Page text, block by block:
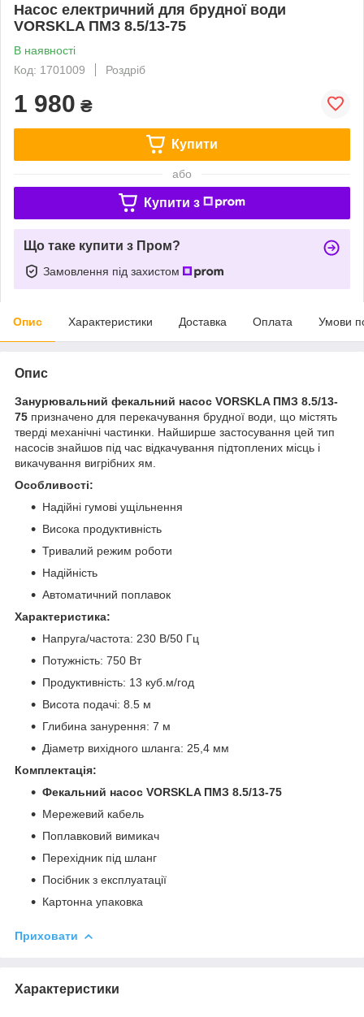
Насос електричний для брудної води
VORSKLA ПМЗ 8.5/13-75
В наявності
Код: 1701009
Роздріб
1 980 ₴
Купити
або
Купити з
Що таке купити з Пром?
Замовлення під захистом
Опис Характеристики Доставка Оплата Умови
Опис
Занурювальний фекальний насос VORSKLA ПМЗ 8.5/13-
75 призначено для перекачування брудної води, що містять
тверді механічні частинки. Найширше застосування цей тип
насосів знайшов під час відкачування підтоплених місць і
викачування вигрібних ям.
Особливості:
Надійні гумові ущільнення
Висока продуктивність
Тривалий режим роботи
Надійність
Автоматичний поплавок
Характеристика:
Напруга/частота: 230 В/50 Гц
Потужність: 750 Вт
Продуктивність: 13 куб.м/год
Висота подачі: 8.5 м
Глибина занурення: 7 м
Діаметр вихідного шланга: 25,4 мм
Комплектація:
Фекальний насос VORSKLA ПМЗ 8.5/13-75
Мережевий кабель
Поплавковий вимикач
Перехідник під шланг
Посібник з експлуатації
Картонна упаковка
Приховати
Характеристики